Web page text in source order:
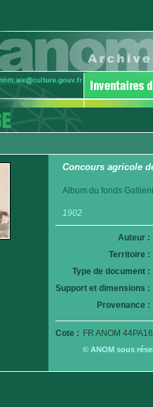
Concours agricole
Album du fonds
1902
Auteur :
Territoire :
Type de document :
Support et dimensions :
Provenance :
Cote : FR ANOM
© ANOM sous